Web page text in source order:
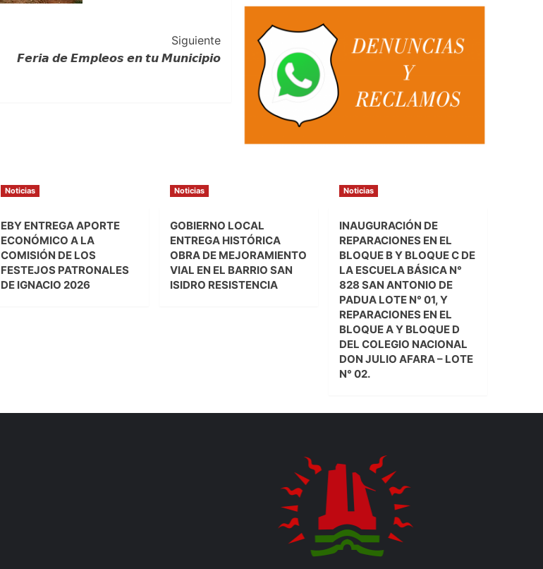
Siguiente
𝙁𝙚𝙧𝙞𝙖 𝙙𝙚 𝙀𝙢𝙥𝙡𝙚𝙤𝙨 𝙚𝙣 𝙩𝙪 𝙈𝙪𝙣𝙞𝙘𝙞𝙥𝙞𝙤
Noticias
EBY ENTREGA APORTE
ECONÓMICO A LA
COMISIÓN DE LOS
FESTEJOS PATRONALES
DE IGNACIO 2026
Noticias
GOBIERNO LOCAL
ENTREGA HISTÓRICA
OBRA DE MEJORAMIENTO
VIAL EN EL BARRIO SAN
ISIDRO RESISTENCIA
Noticias
INAUGURACIÓN DE
REPARACIONES EN EL
BLOQUE B Y BLOQUE C DE
LA ESCUELA BÁSICA N°
828 SAN ANTONIO DE
PADUA LOTE N° 01, Y
REPARACIONES EN EL
BLOQUE A Y BLOQUE D
DEL COLEGIO NACIONAL
DON JULIO AFARA – LOTE
N° 02.